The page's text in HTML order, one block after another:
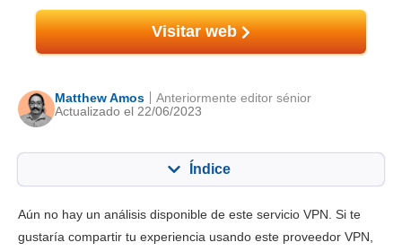
Visitar web
Matthew Amos
Actualizado el 22/06/2023
Anteriormente editor sénior
Índice
Funciones principales 6.5
Aún no hay un análisis disponible de este servicio VPN. Si te
gustaría compartir tu experiencia usando este proveedor VPN,